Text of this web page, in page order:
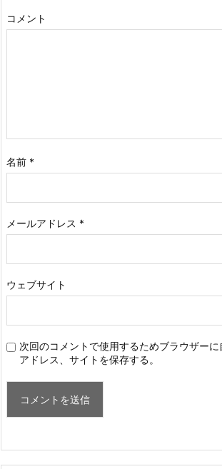
コメント
名前 *
メールアドレス *
ウェブサイト
次回のコメントで使用するためブラウザー
アドレス、サイトを保存する。